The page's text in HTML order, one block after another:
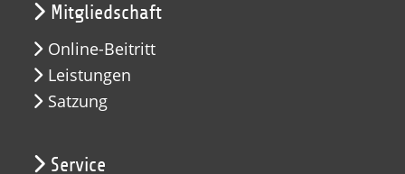
Mitgliedschaft
Online-Beitritt
Leistungen
Satzung
Service